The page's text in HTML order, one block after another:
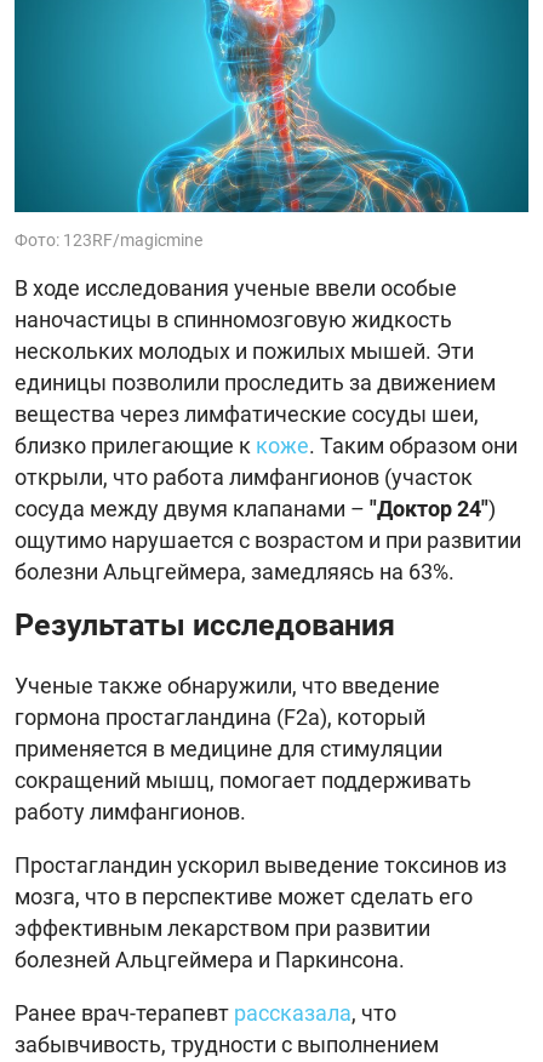
Фото: 123RF/magicmine
В ходе исследования ученые ввели особые
наночастицы в спинномозговую жидкость
нескольких молодых и пожилых мышей. Эти
единицы позволили проследить за движением
вещества через лимфатические сосуды шеи,
близко прилегающие к коже. Таким образом они
открыли, что работа лимфангионов (участок
сосуда между двумя клапанами – "Доктор 24")
ощутимо нарушается с возрастом и при развитии
болезни Альцгеймера, замедляясь на 63%.
Результаты исследования
Ученые также обнаружили, что введение
гормона простагландина (F2a), который
применяется в медицине для стимуляции
сокращений мышц, помогает поддерживать
работу лимфангионов.
Простагландин ускорил выведение токсинов из
мозга, что в перспективе может сделать его
эффективным лекарством при развитии
болезней Альцгеймера и Паркинсона.
Ранее врач-терапевт рассказала, что
забывчивость, трудности с выполнением